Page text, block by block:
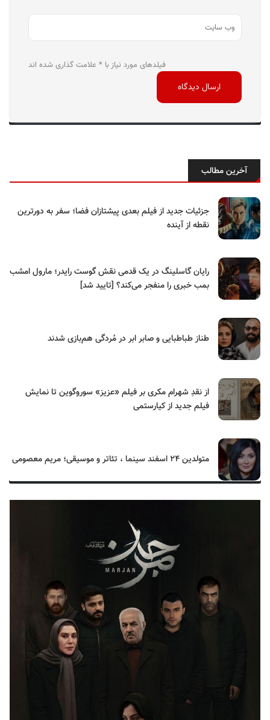
فیلدهای مورد نیاز با * علامت گذاری شده اند
آخرین مطالب
جزئیات جدید از فیلم بعدی پیشتازان فضا؛ سفر به دورترین
نقطه از آینده
رایان گاسلینگ در یک قدمی نقش گوست رایدر؛ مارول امشب
بمب خبری را منفجر می‌کند؟ [تایید شد]
طناز طباطبایی و صابر ابر در مُردگی هم‌بازی شدند
از نقدِ شهرام مکری بر فیلم «عزیز» سوروگوین تا نمایش
فیلم جدید از کیارستمی
متولدین ۲۴ اسفند سینما ، تئاتر و موسیقی؛ مریم معصومی